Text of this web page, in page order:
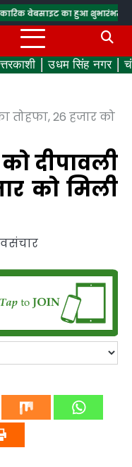
का हुआ शुभारंभसघन
उधम सिंह नगर
तोहफा, 26 हजार को
दीपावली
को मिली